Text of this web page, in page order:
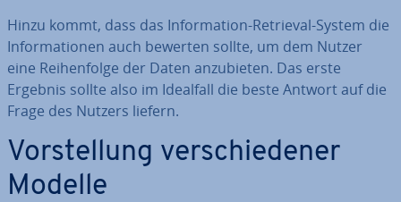
Hinzu kommt, dass das In­for­ma­ti­on-Retrieval-System die
In­for­ma­tio­nen auch bewerten sollte, um dem Nutzer
eine Rei­hen­fol­ge der Daten an­zu­bie­ten. Das erste
Ergebnis sollte also im Idealfall die beste Antwort auf die
Frage des Nutzers liefern.
Vor­stel­lung ver­schie­de­ner
Modelle